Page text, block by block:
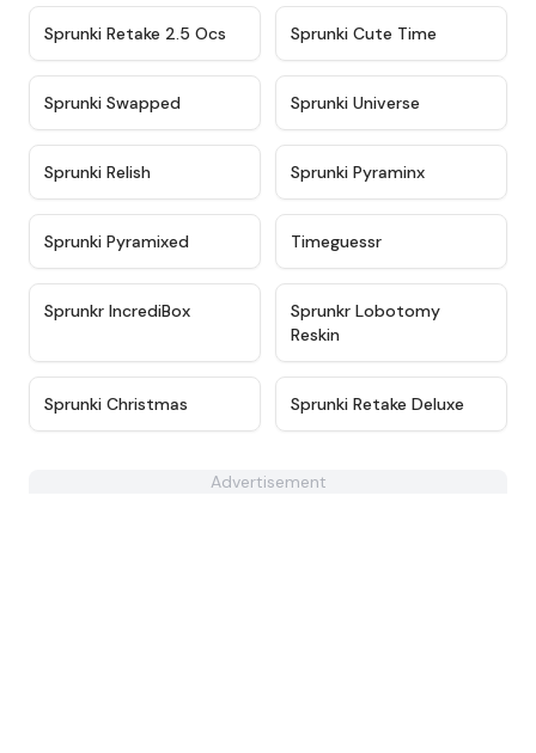
★ 4.6
Sprunki Retake 2.5 Ocs Sprunki Cute Time
Sprunki Swapped Sprunki Universe
Sprunki Relish Sprunki Pyraminx
Sprunki Pyramixed Timeguessr
Sprunkr IncrediBox
Sprunkr Lobotomy
Reskin
Sprunki Christmas ★ 4.6
Sprunki Retake Deluxe
Advertisement